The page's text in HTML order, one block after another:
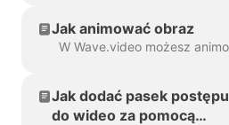
Jak animować obraz
Jak dodać pasek postępu
do wideo za pomocą